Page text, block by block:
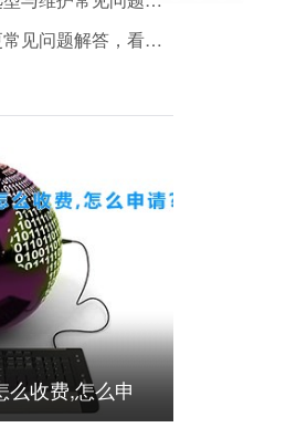
资阳企业400电话号码变更常见问题解答，看完少走弯路
么收费,怎么申